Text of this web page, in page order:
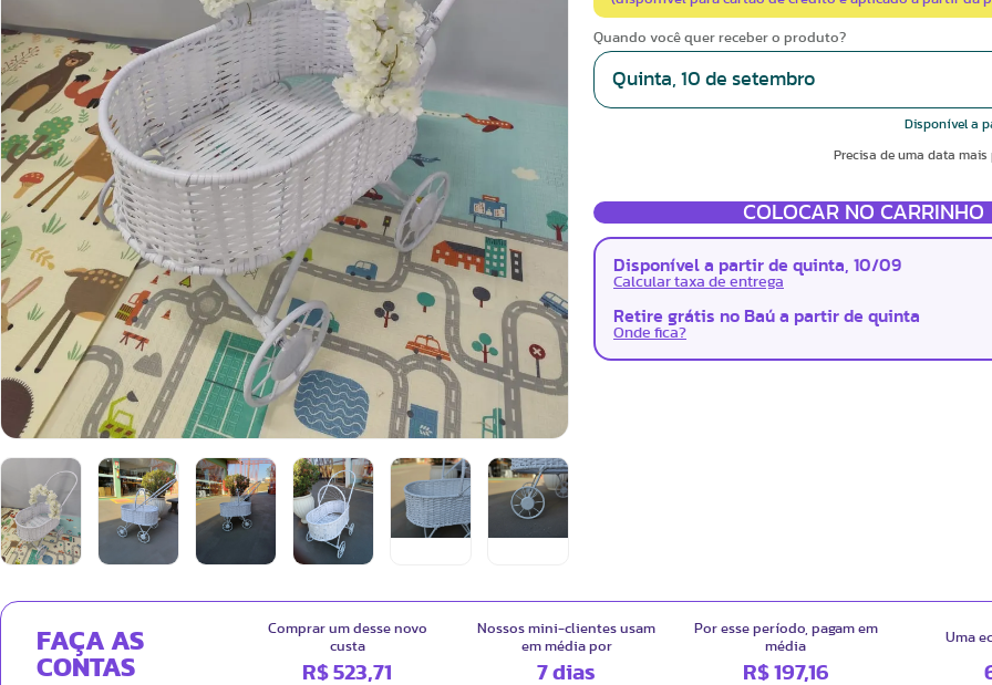
Quando você quer receber o produto?
Disponível a
Precisa de uma data mais
COLOCAR NO CARRINHO
Disponível a partir de quinta, 10/09
Calcular taxa de entrega
Retire grátis no Baú a partir de quinta
Onde fica?
FAÇA AS
CONTAS
Comprar um desse novo
custa
R$ 523,71
Nossos mini-clientes usam
em média por
7 dias
Por esse período, pagam em
média
R$ 197,16
Uma